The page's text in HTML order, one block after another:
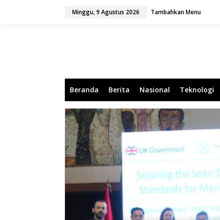
Minggu, 9 Agustus 2026 Tambahkan Menu
Beranda Berita Nasional Teknologi